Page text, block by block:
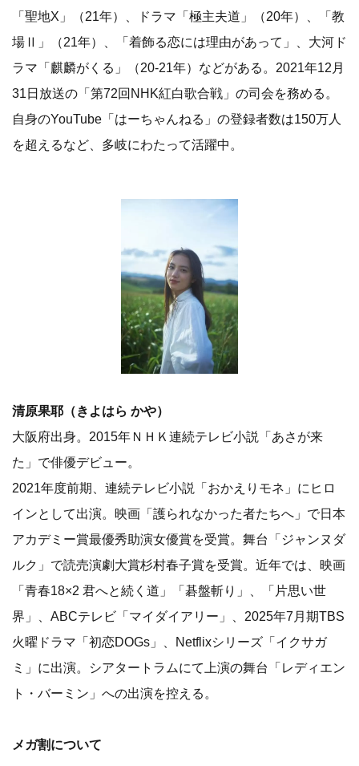
「聖地X」（21年）、ドラマ「極主夫道」（20年）、「教
場Ⅱ」（21年）、「着飾る恋には理由があって」、大河ド
ラマ「麒麟がくる」（20-21年）などがある。2021年12月
31日放送の「第72回NHK紅白歌合戦」の司会を務める。
自身のYouTube「はーちゃんねる」の登録者数は150万人
を超えるなど、多岐にわたって活躍中。
清原果耶（きよはら かや）
大阪府出身。2015年ＮＨＫ連続テレビ小説「あさが来
た」で俳優デビュー。
2021年度前期、連続テレビ小説「おかえりモネ」にヒロ
インとして出演。映画「護られなかった者たちへ」で日本
アカデミー賞最優秀助演女優賞を受賞。舞台「ジャンヌダ
ルク」で読売演劇大賞杉村春子賞を受賞。近年では、映画
「青春18×2 君へと続く道」「碁盤斬り」、「片思い世
界」、ABCテレビ「マイダイアリー」、2025年7月期TBS
火曜ドラマ「初恋DOGs」、Netflixシリーズ「イクサガ
ミ」に出演。シアタートラムにて上演の舞台「レディエン
ト・バーミン」への出演を控える。
メガ割について